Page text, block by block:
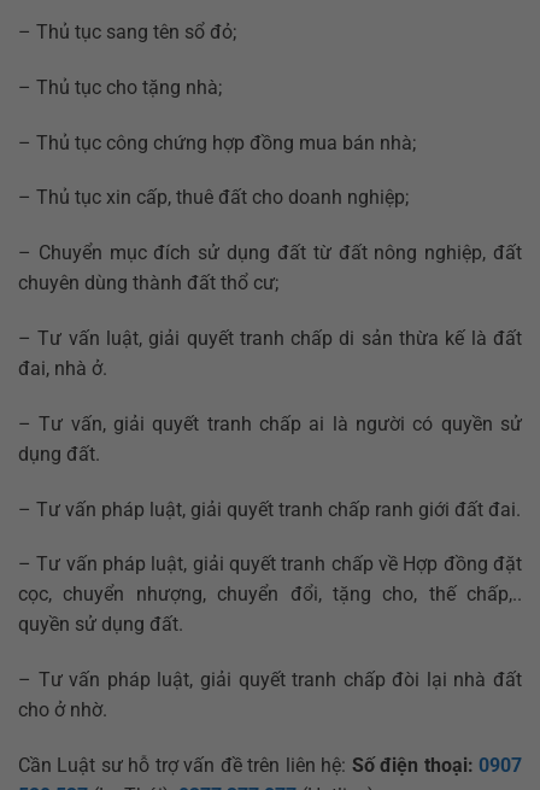
– Thủ tục sang tên sổ đỏ;
– Thủ tục cho tặng nhà;
– Thủ tục công chứng hợp đồng mua bán nhà;
– Thủ tục xin cấp, thuê đất cho doanh nghiệp;
– Chuyển mục đích sử dụng đất từ đất nông nghiệp, đất
chuyên dùng thành đất thổ cư;
– Tư vấn luật, giải quyết tranh chấp di sản thừa kế là đất
đai, nhà ở.
– Tư vấn, giải quyết tranh chấp ai là người có quyền sử
dụng đất.
– Tư vấn pháp luật, giải quyết tranh chấp ranh giới đất đai.
– Tư vấn pháp luật, giải quyết tranh chấp về Hợp đồng đặt
cọc, chuyển nhượng, chuyển đổi, tặng cho, thế chấp,..
quyền sử dụng đất.
– Tư vấn pháp luật, giải quyết tranh chấp đòi lại nhà đất
cho ở nhờ.
Cần Luật sư hỗ trợ vấn đề trên liên hệ: Số điện thoại: 0907